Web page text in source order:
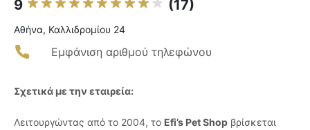
9 (17)
Αθήνα, Καλλιδρομίου 24
Εμφάνιση αριθμού τηλεφώνου
Σχετικά με την εταιρεία:
Λειτουργώντας από το 2004, το Efi’s Pet Shop βρίσκεται